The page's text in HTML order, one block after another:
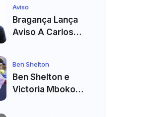
E Adversários
Confirmados
Aviso
Bragança Lança
Aviso A Carlos
O Sp. Braga
Ben Shelton
Ben Shelton e
Victoria Mboko